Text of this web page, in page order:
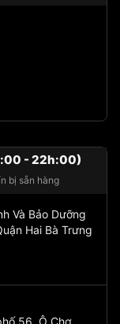
- 22h:00)
bị sẵn hàng
Và Bảo Dưỡng
Hai Bà Trưng